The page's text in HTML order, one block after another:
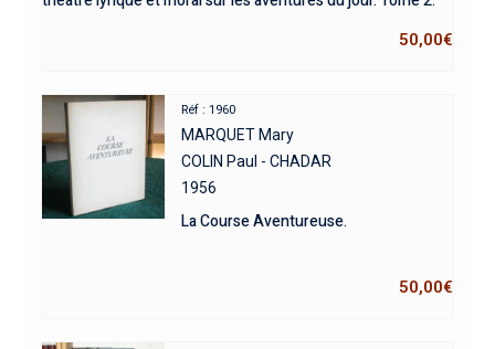
50,00€
Réf : 1960
MARQUET Mary
COLIN Paul - CHADAR
1956
La Course Aventureuse.
50,00€